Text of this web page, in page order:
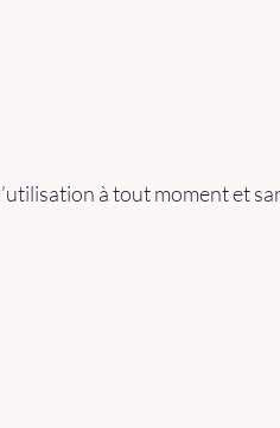
à tout moment et